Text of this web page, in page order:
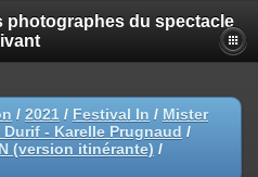
photographes du spectacle
/ 2021 / Festival In / Mister
- Karelle Prugnaud /
(version itinérante) /